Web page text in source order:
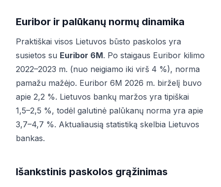
Euribor ir palūkanų normų dinamika
Praktiškai visos Lietuvos būsto paskolos yra
susietos su Euribor 6M. Po staigaus Euribor kilimo
2022–2023 m. (nuo neigiamo iki virš 4 %), norma
pamažu mažėjo. Euribor 6M 2026 m. birželį buvo
apie 2,2 %. Lietuvos bankų maržos yra tipiškai
1,5–2,5 %, todėl galutinė palūkanų norma yra apie
3,7–4,7 %. Aktualiausią statistiką skelbia Lietuvos
bankas.
Išankstinis paskolos grąžinimas